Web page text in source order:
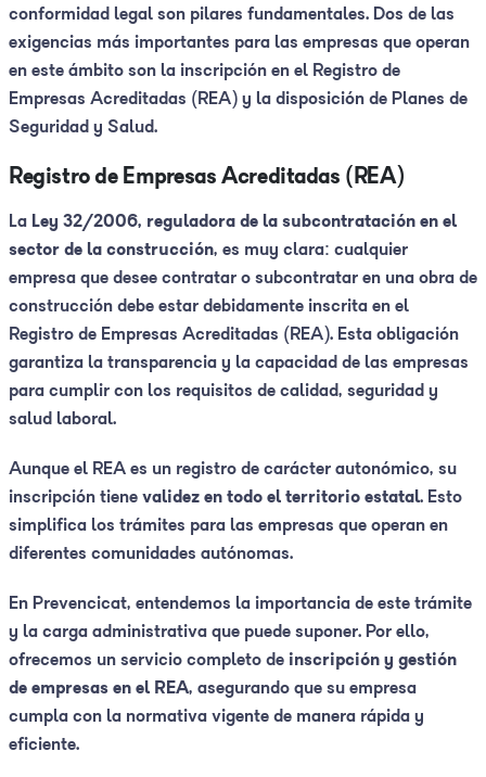
conformidad legal son pilares fundamentales. Dos de las
exigencias más importantes para las empresas que operan
en este ámbito son la inscripción en el Registro de
Empresas Acreditadas (REA) y la disposición de Planes de
Seguridad y Salud.
Registro de Empresas Acreditadas (REA)
La Ley 32/2006, reguladora de la subcontratación en el
sector de la construcción, es muy clara: cualquier
empresa que desee contratar o subcontratar en una obra de
construcción debe estar debidamente inscrita en el
Registro de Empresas Acreditadas (REA). Esta obligación
garantiza la transparencia y la capacidad de las empresas
para cumplir con los requisitos de calidad, seguridad y
salud laboral.
Aunque el REA es un registro de carácter autonómico, su
inscripción tienevalidez en todo el territorio estatal. Esto
simplifica los trámites para las empresas que operan en
diferentes comunidades autónomas.
En Prevencicat, entendemos la importancia de este trámite
y la carga administrativa que puede suponer. Por ello,
ofrecemos un servicio completo de inscripción y gestión
de empresas en el REA, asegurando que su empresa
cumpla con la normativa vigente de manera rápida y
eficiente.